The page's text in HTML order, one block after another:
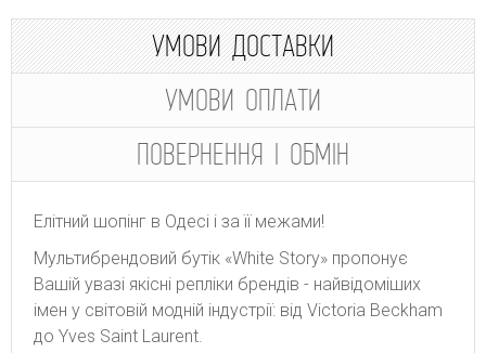
УМОВИ ДОСТАВКИ
УМОВИ ОПЛАТИ
ПОВЕРНЕННЯ І ОБМІН
Елітний шопінг в Одесі і за її межами!
Мультибрендовий бутік «White Story» пропонує
Вашій увазі якісні репліки брендів - найвідоміших
імен у світовій модній індустрії: від Victoria Beckham
до Yves Saint Laurent.